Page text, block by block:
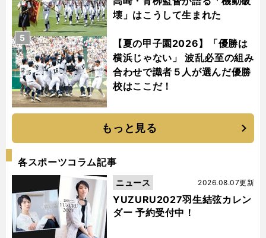
壊」はこうして生まれた
【夏の甲子園2026】「優勝は
横浜じゃない」 波乱必至の組み
合わせで識者５人が選んだ優勝
校はここだ！
5
もっと見る
各スポーツコラム記事
YUZURU2027羽生結弦カレン
ダー 予約受付中！
2026.08.07更新
ニュース